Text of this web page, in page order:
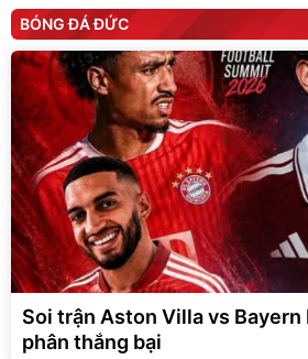
BÓNG ĐÁ ĐỨC
Soi trận Aston Villa vs Bayern
phân thắng bại